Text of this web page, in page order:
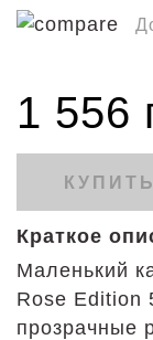
1 556
КУПИТЬ
Краткое
Маленький
Rose Edition
прозрачные